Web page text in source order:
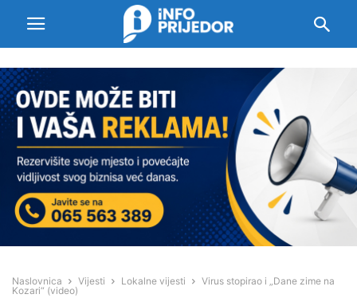
Naslovnica Vijesti Lokalne vijesti
Virus stopirao i „Dane zime na
Kozari“ (video)